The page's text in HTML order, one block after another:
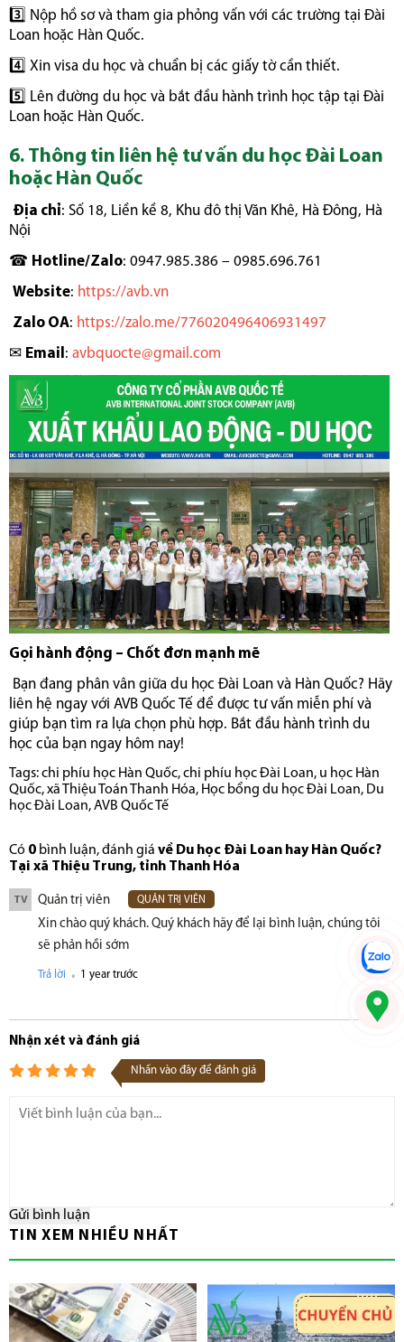
3️⃣ Nộp hồ sơ và tham gia phỏng vấn với các trường tại Đài
Loan hoặc Hàn Quốc.
4️⃣ Xin visa du học và chuẩn bị các giấy tờ cần thiết.
5️⃣ Lên đường du học và bắt đầu hành trình học tập tại Đài
Loan hoặc Hàn Quốc.
6. Thông tin liên hệ tư vấn du học Đài Loan
hoặc Hàn Quốc
Địa chỉ: Số 18, Liền kề 8, Khu đô thị Văn Khê, Hà Đông, Hà
Nội
☎️ Hotline/Zalo: 0947.985.386 – 0985.696.761
Website: https://avb.vn
Zalo OA: https://zalo.me/776020496406931497
✉ Email: avbquocte@gmail.com
Gọi hành động – Chốt đơn mạnh mẽ
Bạn đang phân vân giữa du học Đài Loan và Hàn Quốc? Hãy
liên hệ ngay với AVB Quốc Tế để được tư vấn miễn phí và
giúp bạn tìm ra lựa chọn phù hợp. Bắt đầu hành trình du
học của bạn ngay hôm nay!
Tags:chi phíu học Hàn Quốc,chi phíu học Đài Loan, u học Hàn
Quốc,xã Thiệu Toán Thanh Hóa, Học bổng du học Đài Loan, Du
học Đài Loan,AVB Quốc Tế
Có 0 bình luận, đánh giá về Du học Đài Loan hay Hàn Quốc?
Tại xã Thiệu Trung, tỉnh Thanh Hóa
TV Quản trị viên QUẢN TRỊ VIÊN
Xin chào quý khách. Quý khách hãy để lại bình luận, chúng tôi
sẽ phản hồi sớm
Trả lời . 1 year trước
Nhận xét và đánh giá
Nhấn vào đây để đánh giá
Gửi bình luận
TIN XEM NHIỀU NHẤT